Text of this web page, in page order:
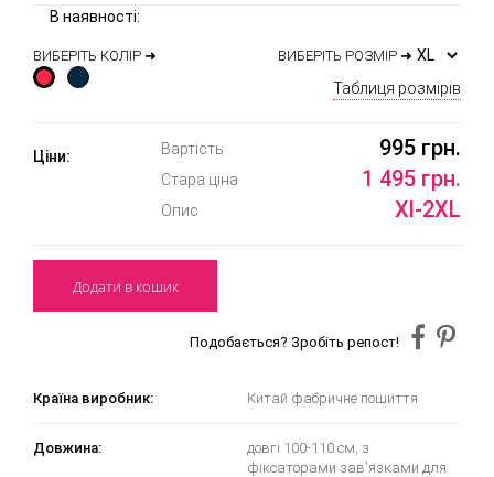
В наявності:
ВИБЕРІТЬ КОЛІР ➜ ВИБЕРІТЬ РОЗМІР ➜
Таблиця розмірів
Ціни: Вартість 995 грн.
Стара ціна 1 495 грн.
Опис Xl-2XL
Додати в кошик
Подобається? Зробіть репост!
Країна виробник: Китай фабричне пошиття
Довжина:
довгі 100-110 см, з
фіксаторами зав'язками для